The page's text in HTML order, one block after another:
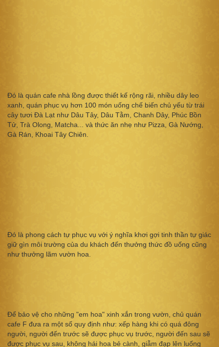
Đó là quán cafe nhà lồng được thiết kế rộng rãi, nhiều dây leo
xanh, quán phục vụ hơn 100 món uống chế biến chủ yếu từ trái
cây tươi Đà Lạt như Dâu Tây, Dâu Tằm, Chanh Dây, Phúc Bồn
Tử, Trà Olong, Matcha... và thức ăn nhẹ như Pizza, Gà Nướng,
Gà Rán, Khoai Tây Chiên.
Đó là phong cách tự phục vụ với ý nghĩa khơi gợi tinh thần tự giác
giữ gìn môi trường của du khách đến thưởng thức đồ uống cũng
như thưởng lãm vườn hoa.
Để bảo vệ cho những "em hoa" xinh xắn trong vườn, chủ quán
cafe F đưa ra một số quy định như: xếp hàng khi có quá đông
người, người đến trước sẽ được phục vụ trước, người đến sau sẽ
được phục vụ sau, không hái hoa bẻ cành, giẫm đạp lên luống